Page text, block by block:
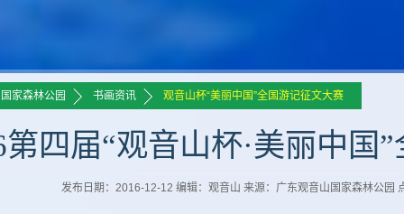
家森林公园 >> 书画资讯 >> 观音山杯“美丽中国”全国游记征文大赛
第四届“观音山杯·美丽中国
发布日期：2016-12-12 编辑：观音山 来源：广东观音山国家森林公园